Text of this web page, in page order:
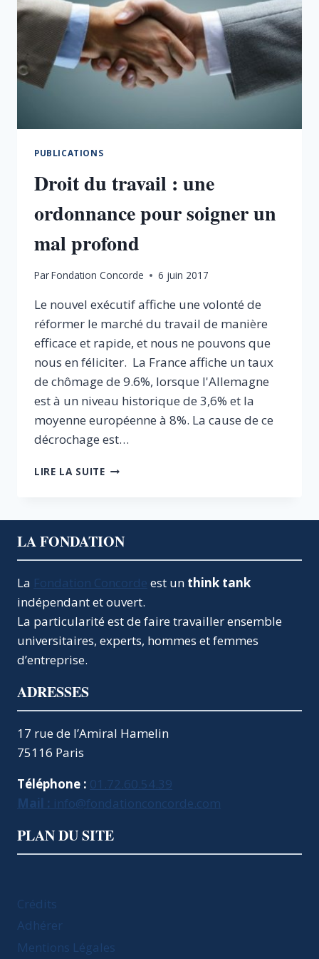
PUBLICATIONS
Droit du travail : une
ordonnance pour soigner un
mal profond
ParFondation Concorde 6 juin 2017
Le nouvel exécutif affiche une volonté de
réformer le marché du travail de manière
efficace et rapide, et nous ne pouvons que
nous en féliciter. La France affiche un taux
de chômage de 9.6%, lorsque l'Allemagne
est à un niveau historique de 3,6% et la
moyenne européenne à 8%. La cause de ce
décrochage est…
LIRE LA SUITEDROIT
ORDONNANCE
POUR
UN
MAL
PROFOND
LA FONDATION
La Fondation Concorde est un think tank
indépendant et ouvert.
La particularité est de faire travailler ensemble
universitaires, experts, hommes et femmes
d’entreprise.
ADRESSES
17 rue de l’Amiral Hamelin
75116 Paris
Téléphone : 01.72.60.54.39
Mail : info@fondationconcorde.com
PLAN DU SITE
Crédits
Adhérer
Mentions Légales